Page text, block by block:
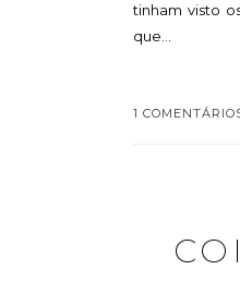
tinham visto
que...
1